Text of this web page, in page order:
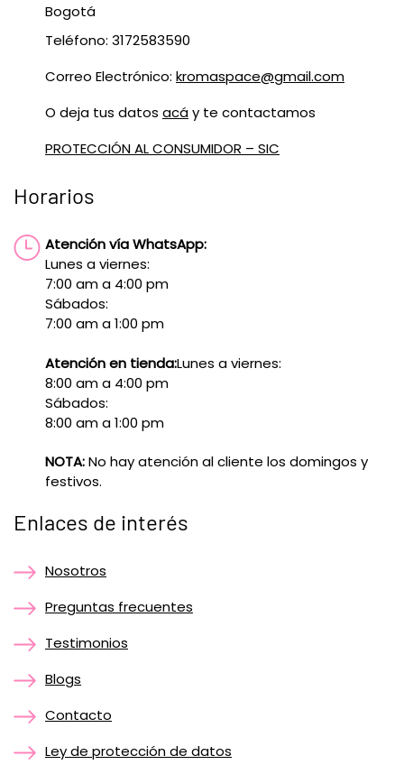
Bogotá
Teléfono: 3172583590
Correo Electrónico: kromaspace@gmail.com
O deja tus datos acáy te contactamos
PROTECCIÓN AL CONSUMIDOR – SIC
Horarios
Atención vía WhatsApp:
Lunes a viernes:
7:00 am a 4:00 pm
Sábados:
7:00 am a 1:00 pm
Atención en tienda:Lunes a viernes:
8:00 am a 4:00 pm
Sábados:
8:00 am a 1:00 pm
NOTA:No hay atención al cliente los domingos y
festivos.
Enlaces de interés
Nosotros
Preguntas frecuentes
Testimonios
Blogs
Contacto
Ley de protección de datos